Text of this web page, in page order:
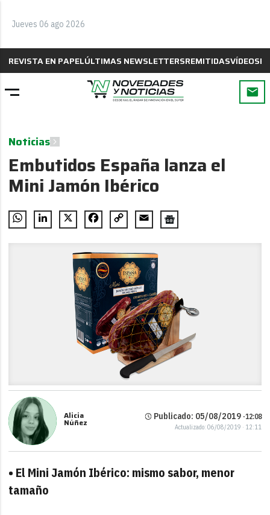
Jueves 06 ago 2026
REVISTA EN PAPELÚLTIMAS NEWSLETTERSREMITIDASVÍDEOS
Noticias
Embutidos España lanza el
Mini Jamón Ibérico
WhatsAppLinkedIn
X FacebookCopy
Email
Alicia
Núñez
Publicado: 05/08/2019 ·12:08
Actualizado: 06/08/2019 · 12:11
• El Mini Jamón Ibérico: mismo sabor, menor
tamaño